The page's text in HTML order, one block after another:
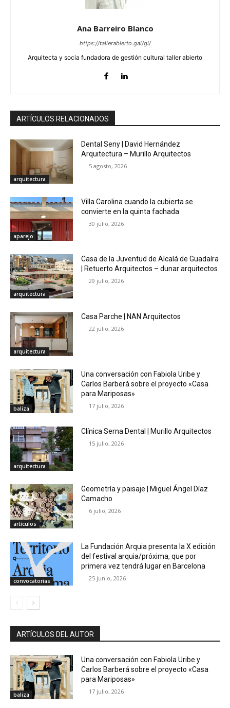
Ana Barreiro Blanco
https://tallerabierto.gal/gl/
Arquitecta y socia fundadora de gestión cultural taller abierto
ARTÍCULOS RELACIONADOS
arquitectura
Dental Seny | David Hernández
Arquitectura – Murillo Arquitectos
5 agosto, 2026
aparejo
Villa Carolina cuando la cubierta se
convierte en la quinta fachada
30 julio, 2026
arquitectura
Casa de la Juventud de Alcalá de Guadaíra
| Retuerto Arquitectos – dunar arquitectos
29 julio, 2026
arquitectura
Casa Parche | NAN Arquitectos
22 julio, 2026
baliza
Una conversación con Fabiola Uribe y
Carlos Barberá sobre el proyecto «Casa
para Mariposas»
17 julio, 2026
arquitectura
Clínica Serna Dental | Murillo Arquitectos
15 julio, 2026
artículos
Geometría y paisaje | Miguel Ángel Díaz
Camacho
6 julio, 2026
convocatorias
La Fundación Arquia presenta la X edición
del festival arquia/próxima, que por
primera vez tendrá lugar en Barcelona
25 junio, 2026
ARTÍCULOS DEL AUTOR
baliza
Una conversación con Fabiola Uribe y
Carlos Barberá sobre el proyecto «Casa
para Mariposas»
17 julio, 2026